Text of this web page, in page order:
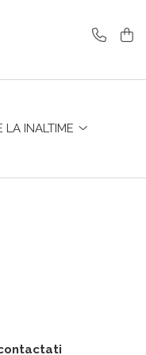
LA INALTIME